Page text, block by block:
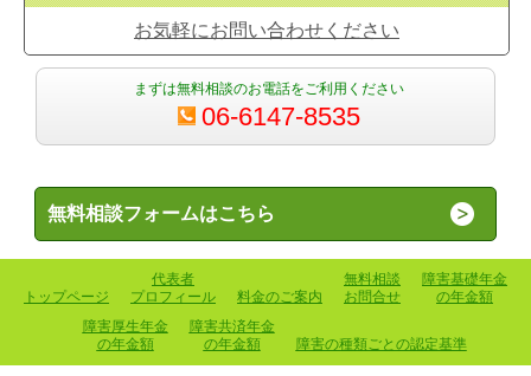
お気軽にお問い合わせください
まずは無料相談のお電話をご利用ください
06-6147-8535
無料相談フォームはこちら
トップページ
代表者
プロフィール
料金のご案内
無料相談
お問合せ
障害基礎年金
の年金額
障害厚生年金
の年金額
障害共済年金
の年金額
障害の種類ごとの認定基準